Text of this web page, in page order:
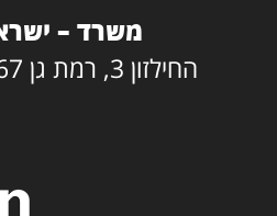
משרד –
החילזון 3, רמת גן 5252267